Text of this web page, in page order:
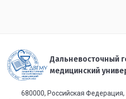
Дальневосточный
медицинский
680000, Российская